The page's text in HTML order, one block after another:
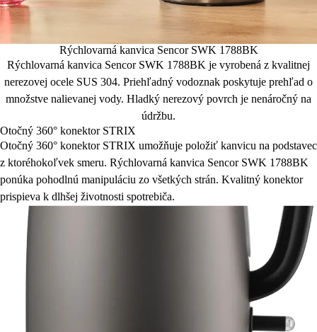
Rýchlovarná kanvica Sencor SWK 1788BK
Rýchlovarná kanvica Sencor SWK 1788BK je vyrobená z kvalitnej
nerezovej ocele SUS 304. Priehľadný vodoznak poskytuje prehľad o
množstve nalievanej vody. Hladký nerezový povrch je nenáročný na
údržbu.
Otočný 360° konektor STRIX
Otočný 360° konektor STRIX umožňuje položiť kanvicu na podstavec
z ktoréhokoľvek smeru. Rýchlovarná kanvica Sencor SWK 1788BK
ponúka pohodlnú manipuláciu zo všetkých strán. Kvalitný konektor
prispieva k dlhšej životnosti spotrebiča.